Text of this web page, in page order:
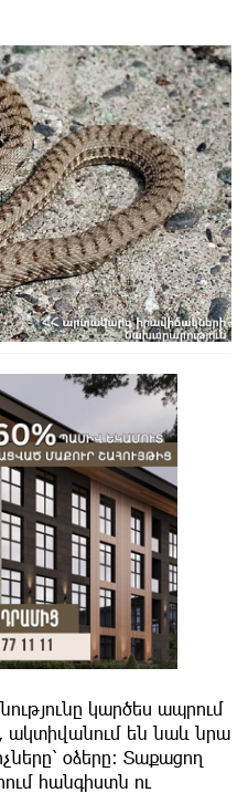
կարծես ապրում
ակտիվանում են նաև նրա
օձերը։ Տաքացող
հանգիստն ու